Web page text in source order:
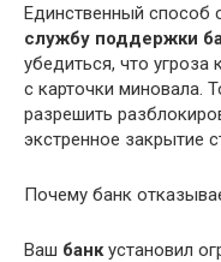
Единственный способ
службу поддержки
убедиться, что
с карточки миновала.
разрешить
экстренное закрытие
Почему банк
Ваш банкустановил